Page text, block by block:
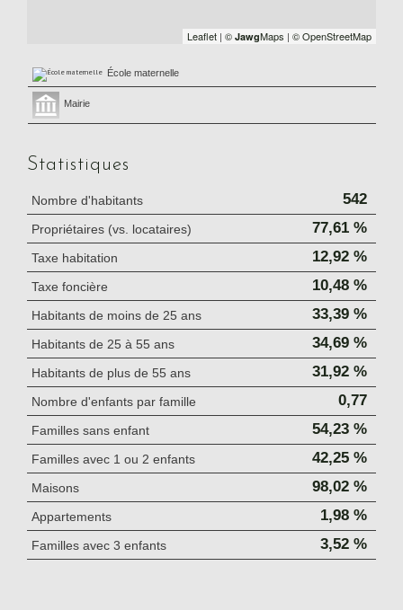
Leaflet | © JawgMaps | © OpenStreetMap
École maternelle
Mairie
Statistiques
Nombre d'habitants 542
Propriétaires (vs. locataires) 77,61 %
Taxe habitation 12,92 %
Taxe foncière 10,48 %
Habitants de moins de 25 ans 33,39 %
Habitants de 25 à 55 ans 34,69 %
Habitants de plus de 55 ans 31,92 %
Nombre d'enfants par famille 0,77
Familles sans enfant 54,23 %
Familles avec 1 ou 2 enfants 42,25 %
Maisons 98,02 %
Appartements 1,98 %
Familles avec 3 enfants 3,52 %